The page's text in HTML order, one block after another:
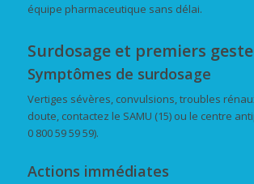
équipe pharmaceutique sans délai.
Surdosage et premiers
Symptômes de surdosage
Vertiges sévères, convulsions, troubles
doute, contactez le SAMU (15) ou le centre
0 800 59 59 59).
Actions immédiates